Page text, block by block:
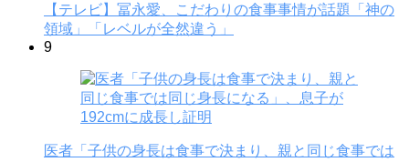
【テレビ】冨永愛、こだわりの食事事情が話題「神の
領域」「レベルが全然違う」
9
医者「子供の身長は食事で決まり、親と同じ食事では